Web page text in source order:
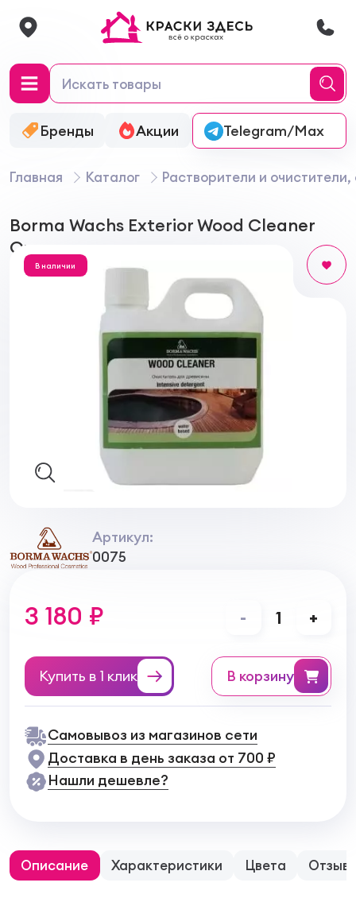
Бренды Акции Онлайн-колеровка
Telegram/Max
Главная Каталог Растворители и
Borma Wachs Exterior Wood Cleaner
Очиститель для древесины
В наличии
Артикул:
0075
3 180 ₽ - 1 +
Купить в 1 клик в корзину
Самовывоз из магазинов сети
Доставка в день заказа от 700 ₽
Нашли дешевле?
Описание Характеристики Цвета